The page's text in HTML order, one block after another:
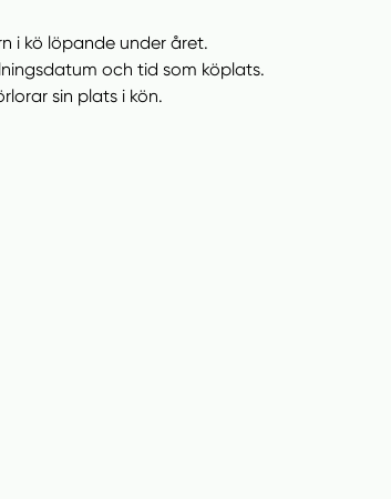
i kö löpande under året.
och tid som köplats.
sin plats i kön.